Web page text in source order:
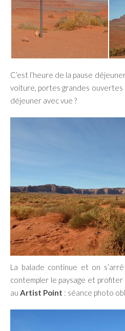
C’est l’heure de la pause
voiture, portes grandes ouvertes
déjeuner avec vue ?
La balade continue et on
contempler le paysage et
au Artist Point : séance photo